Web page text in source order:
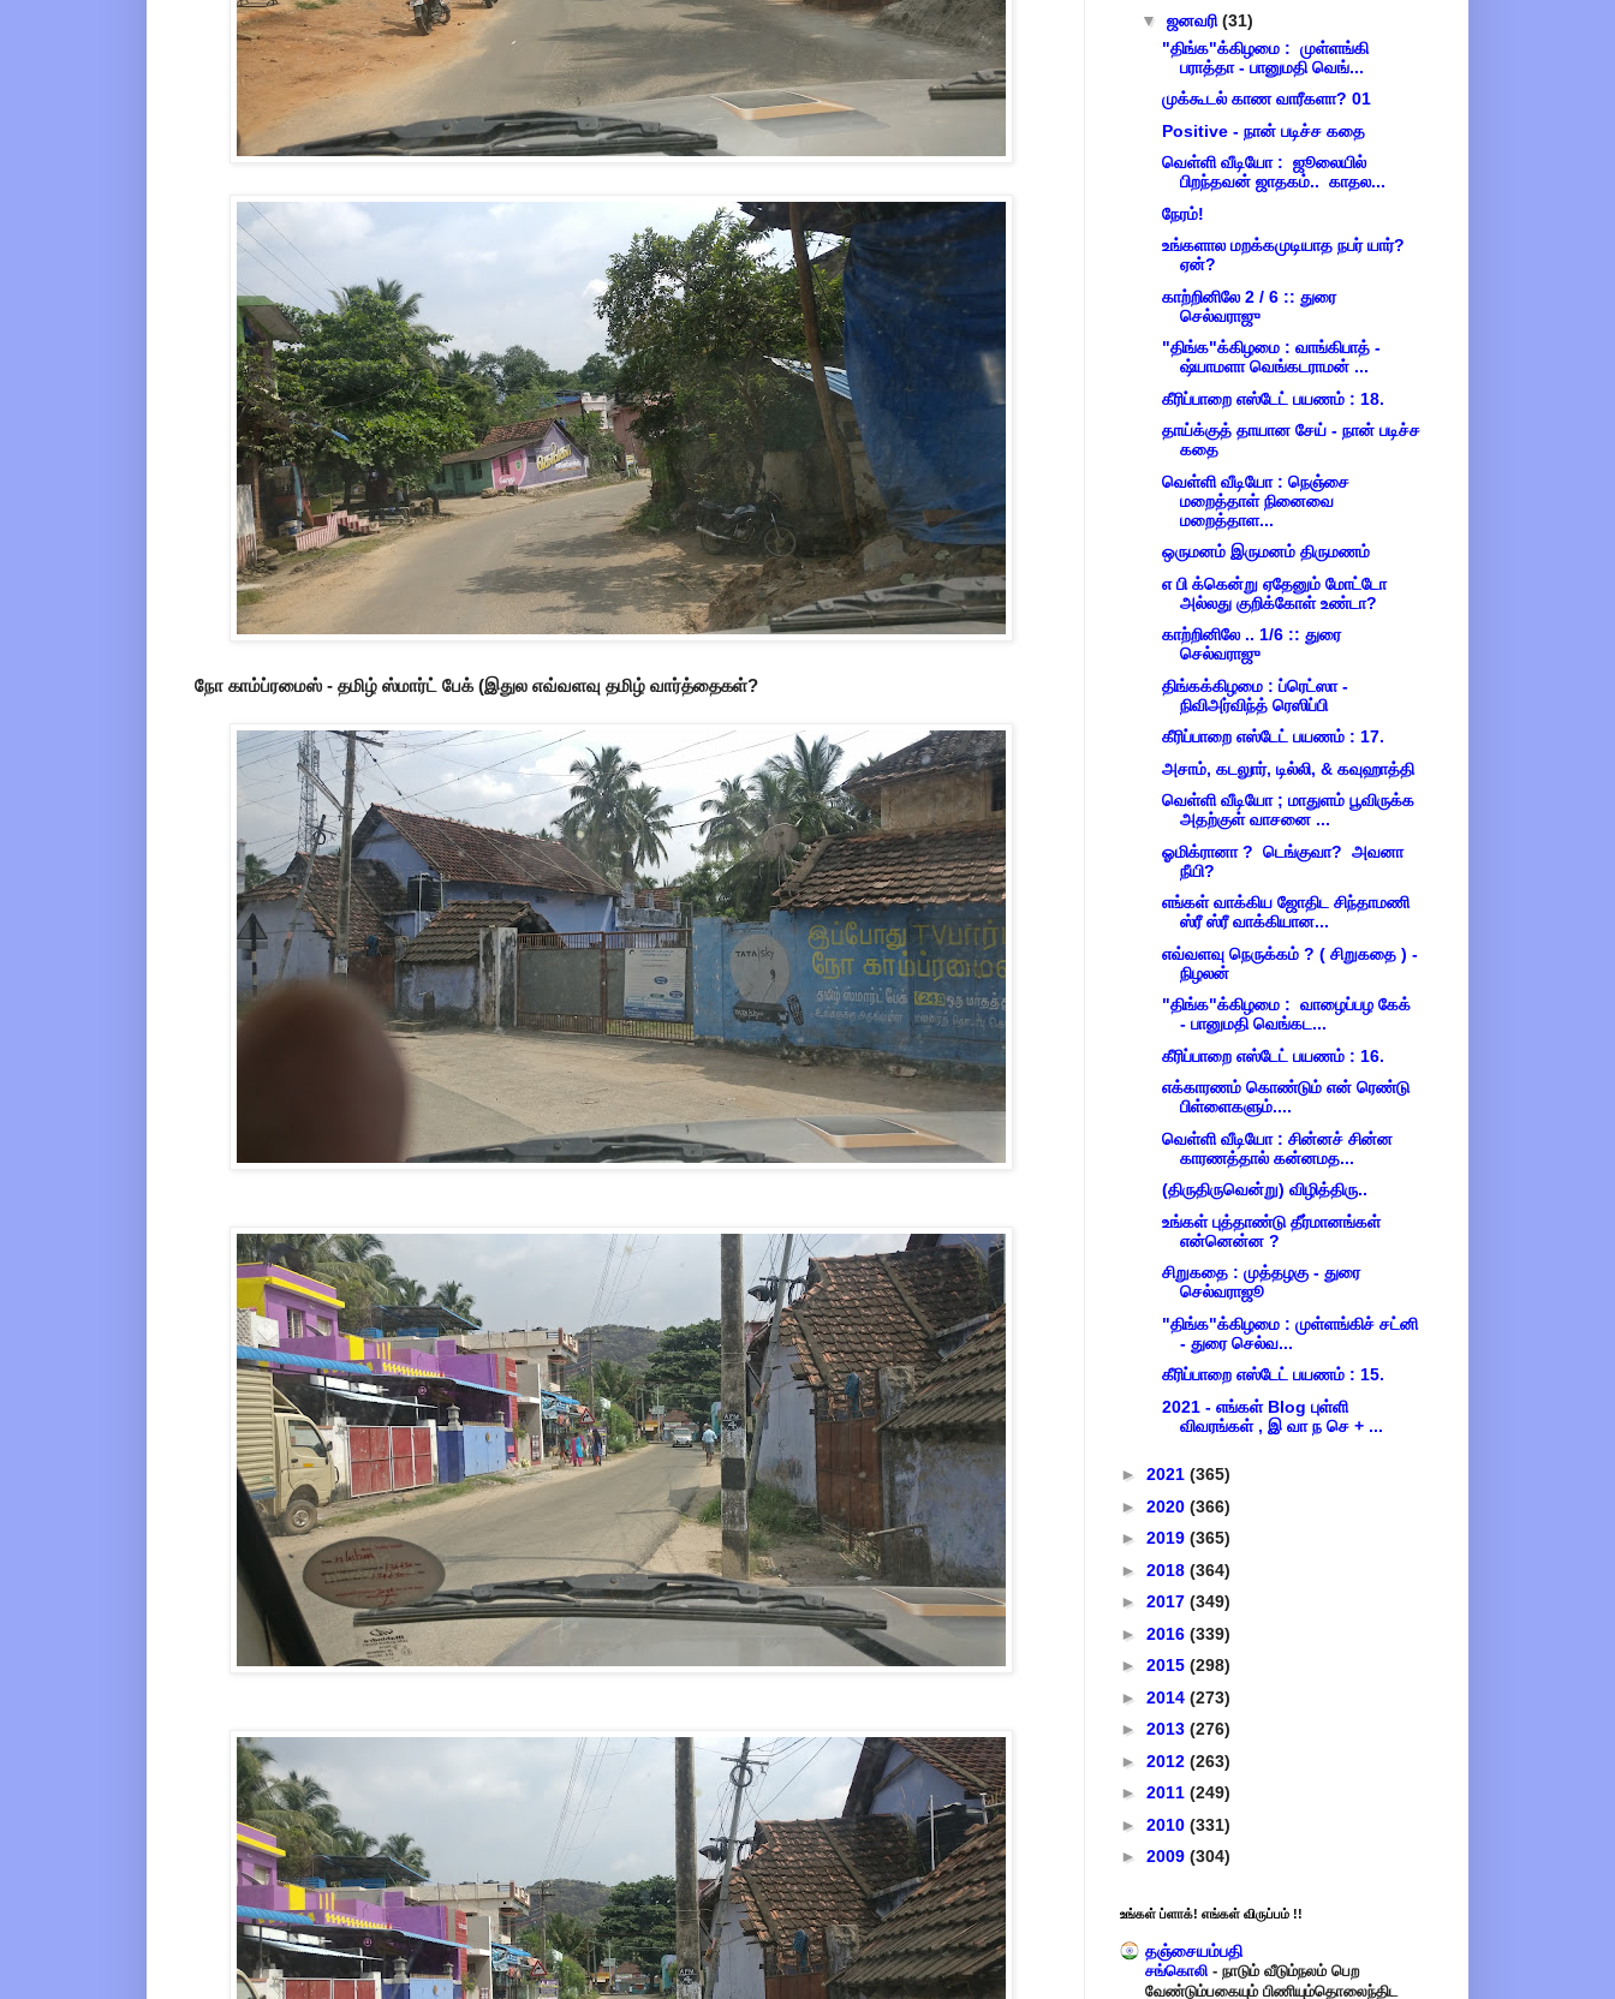
நோ காம்ப்ரமைஸ் - தமிழ் ஸ்மார்ட் பேக் (இதுல எவ்வளவு தமிழ் வார்த்தைகள்?
▼ ஜனவரி(31)
"திங்க"க்கிழமை : முள்ளங்கி
பராத்தா - பானுமதி வெங்...
முக்கூடல் காண வாரீகளா? 01
Positive - நான் படிச்ச கதை
வெள்ளி வீடியோ : ஜூலையில்
பிறந்தவன் ஜாதகம்.. காதல...
நேரம்!
உங்களால மறக்கமுடியாத நபர் யார்?
ஏன்?
காற்றினிலே 2 / 6 :: துரை
செல்வராஜு
"திங்க"க்கிழமை : வாங்கிபாத் -
ஷ்யாமளா வெங்கடராமன் ...
கீரிப்பாறை எஸ்டேட் பயணம் : 18.
தாய்க்குத் தாயான சேய் - நான் படிச்ச
கதை
வெள்ளி வீடியோ : நெஞ்சை
மறைத்தாள் நினைவை
மறைத்தாள...
ஒருமனம் இருமனம் திருமணம்
எ பி க்கென்று ஏதேனும் மோட்டோ
அல்லது குறிக்கோள் உண்டா?
காற்றினிலே .. 1/6 :: துரை
செல்வராஜு
திங்கக்கிழமை : ப்ரெட்ஸா -
நிவிஅர்விந்த் ரெஸிப்பி
கீரிப்பாறை எஸ்டேட் பயணம் : 17.
அசாம், கடலுார், டில்லி, & கவுஹாத்தி
வெள்ளி வீடியோ ; மாதுளம் பூவிருக்க
அதற்குள் வாசனை ...
ஓமிக்ரானா ? டெங்குவா? அவனா
நீயி?
எங்கள் வாக்கிய ஜோதிட சிந்தாமணி
ஸ்ரீ ஸ்ரீ வாக்கியான...
எவ்வளவு நெருக்கம் ? ( சிறுகதை ) -
நிழலன்
"திங்க"க்கிழமை : வாழைப்பழ கேக்
- பானுமதி வெங்கட...
கீரிப்பாறை எஸ்டேட் பயணம் : 16.
எக்காரணம் கொண்டும் என் ரெண்டு
பிள்ளைகளும்....
வெள்ளி வீடியோ : சின்னச் சின்ன
காரணத்தால் கன்னமத...
(திருதிருவென்று) விழித்திரு..
உங்கள் புத்தாண்டு தீர்மானங்கள்
என்னென்ன ?
சிறுகதை : முத்தழகு - துரை
செல்வராஜூ
"திங்க"க்கிழமை : முள்ளங்கிச் சட்னி
- துரை செல்வ...
கீரிப்பாறை எஸ்டேட் பயணம் : 15.
2021 - எங்கள் Blog புள்ளி
விவரங்கள் , இ வா ந செ + ...
► 2021 (365)
► 2020 (366)
► 2019 (365)
► 2018 (364)
► 2017 (349)
► 2016 (339)
► 2015 (298)
► 2014 (273)
► 2013 (276)
► 2012 (263)
► 2011 (249)
► 2010 (331)
► 2009 (304)
உங்கள் ப்ளாக்! எங்கள் விருப்பம் !!
தஞ்சையம்பதி
சங்கொலி - நாடும் வீடும்நலம் பெற
வேண்டும்பகையும் பிணியும்தொலைந்திட